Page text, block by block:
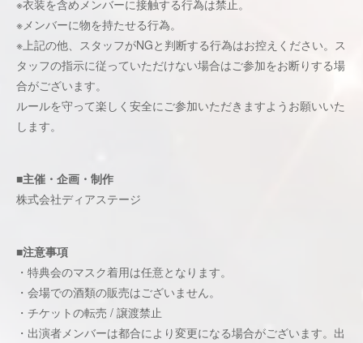
※衣装を含めメンバーに接触する行為は禁止。
※メンバーに物を持たせる行為。
※上記の他、スタッフがNGと判断する行為はお控えください。ス
タッフの指示に従っていただけない場合はご参加をお断りする場
合がございます。
ルールを守って楽しく安全にご参加いただきますようお願いいた
します。
■主催・企画・制作
株式会社ディアステージ
■注意事項
・特典会のマスク着用は任意となります。
・会場での酒類の販売はございません。
・チケットの転売 / 譲渡禁止
・出演者メンバーは都合により変更になる場合がございます。出